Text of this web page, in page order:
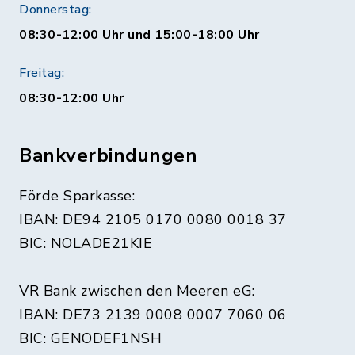
Donnerstag:
08:30-12:00 Uhr und 15:00-18:00 Uhr
Freitag:
08:30-12:00 Uhr
Bankverbindungen
Förde Sparkasse:
IBAN: DE94 2105 0170 0080 0018 37
BIC: NOLADE21KIE
VR Bank zwischen den Meeren eG:
IBAN: DE73 2139 0008 0007 7060 06
BIC: GENODEF1NSH